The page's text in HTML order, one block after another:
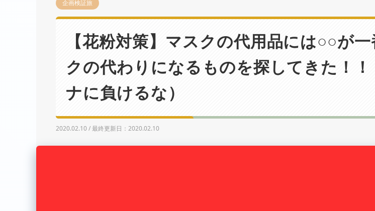
企画検証旅
【花粉対策】マスクの代用品には○○が
クの代わりになるものを探してきた！！
ナに負けるな）
2020.02.10 / 最終更新日：2020.02.10